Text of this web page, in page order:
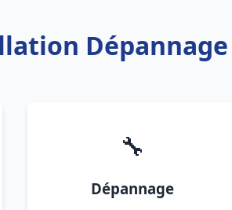
🔧
Dépannage